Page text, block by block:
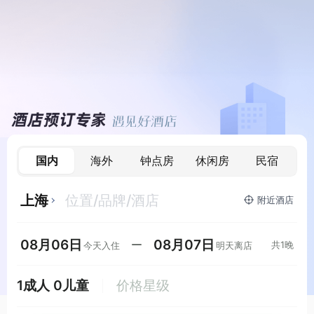
国内 海外 钟点房 休闲房 民宿
上海 位置/品牌/酒店 附近酒店
08月06日 今天入住 08月07日 明天离店 共1晚
1成人 0儿童 价格星级